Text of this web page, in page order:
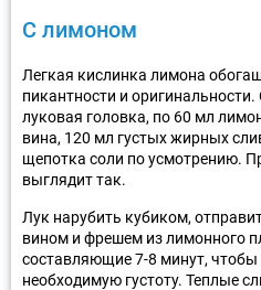
С лимоном
Легкая кислинка лимона
пикантности и
луковая головка, по 60 мл
вина, 120 мл густых жирных
щепотка соли по усмотрению.
выглядит так.
Лук нарубить кубиком,
вином и фрешем из лимонного
составляющие 7-8 минут, чтобы
необходимую густоту. Теплые